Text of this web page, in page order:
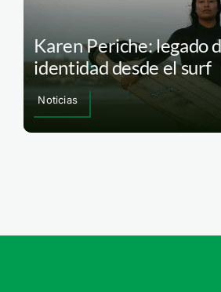
Karen Periche: legado
identidad desde el surf
Noticias